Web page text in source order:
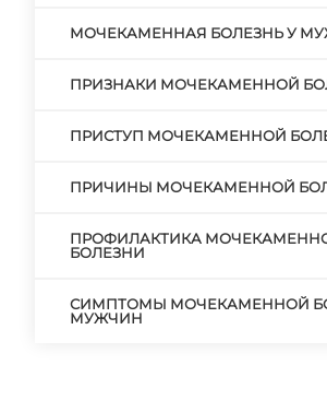
МОЧЕКАМЕННАЯ БОЛЕЗНЬ У
ПРИЗНАКИ МОЧЕКАМЕННОЙ
ПРИСТУП МОЧЕКАМЕННОЙ
ПРИЧИНЫ МОЧЕКАМЕННОЙ
ПРОФИЛАКТИКА
БОЛЕЗНИ
СИМПТОМЫ МОЧЕКАМЕННОЙ
МУЖЧИН